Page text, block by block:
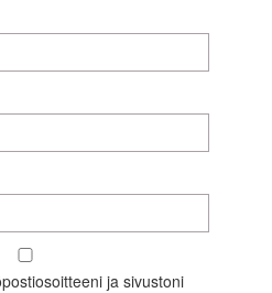
ja sivustoni